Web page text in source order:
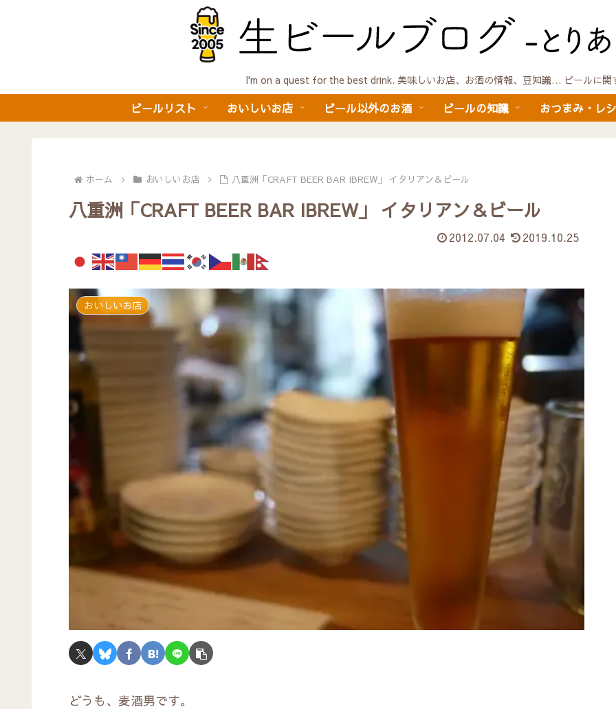
I'm on a quest for the best drink. 美味しいお店、お酒の情報、豆知識… ビールに関
ビールリスト おいしいお店 ビール以外のお酒 ビールの知識 おつまみ・レ
ホーム おいしいお店 八重洲「CRAFT BEER BAR IBREW」 イタリアン＆ビール
八重洲「CRAFT BEER BAR IBREW」 イタリアン＆ビール
2012.07.04 2019.10.25
おいしいお店
どうも、麦酒男です。